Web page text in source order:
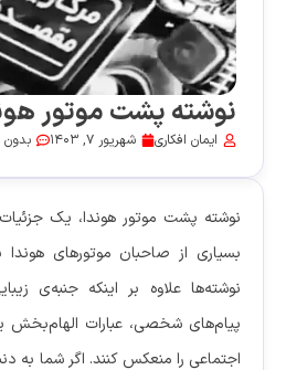
نوشته پشت موتور
ایمان افکاری شهریور 7, 1403 بدون
نوشته پشت موتور هوندا، یک
بسیاری از صاحبان موتورهای
نوشته‌ها علاوه بر اینکه جنبه‌ی
پیام‌های شخصی، عبارات الهام‌بخش
اجتماعی را منعکس کنند. اگر شما به